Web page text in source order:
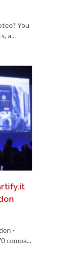
You
a...
-
compa...